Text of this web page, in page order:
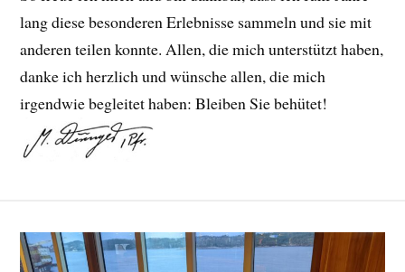
lang diese besonderen Erlebnisse sammeln und sie mit
anderen teilen konnte. Allen, die mich unterstützt haben,
danke ich herzlich und wünsche allen, die mich
irgendwie begleitet haben: Bleiben Sie behütet!